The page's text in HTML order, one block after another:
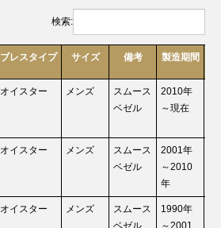
検索:
ブレスタイプ サイズ 備考 製造期間
オイスター メンズ
スムース
ベゼル
2010年
～現在
オイスター メンズ
スムース
ベゼル
2001年
～2010
年
オイスター メンズ
スムース
1990年